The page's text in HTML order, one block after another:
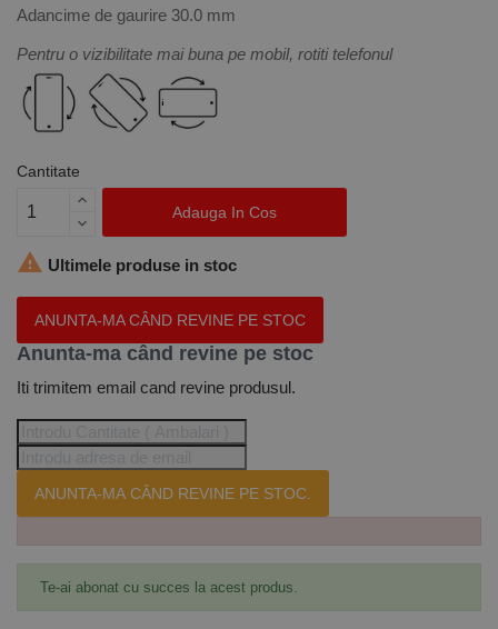
Adancime de gaurire 30.0 mm
Pentru o vizibilitate mai buna pe mobil, rotiti telefonul
Cantitate
Adauga In Cos
 Ultimele produse in stoc
ANUNTA-MA CÂND REVINE PE STOC
Anunta-ma când revine pe stoc
Iti trimitem email cand revine produsul.
ANUNTA-MA CÂND REVINE PE STOC.
Te-ai abonat cu succes la acest produs.